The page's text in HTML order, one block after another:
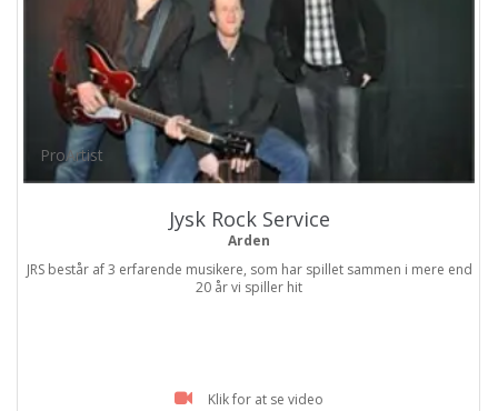
ProArtist
Jysk Rock Service
Arden
JRS består af 3 erfarende musikere, som har spillet sammen i mere end
20 år vi spiller hit
Klik for at se video